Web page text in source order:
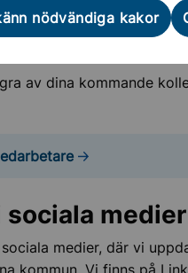
nödvändiga kakor
av dina kommande
sociala medier
medier, där vi